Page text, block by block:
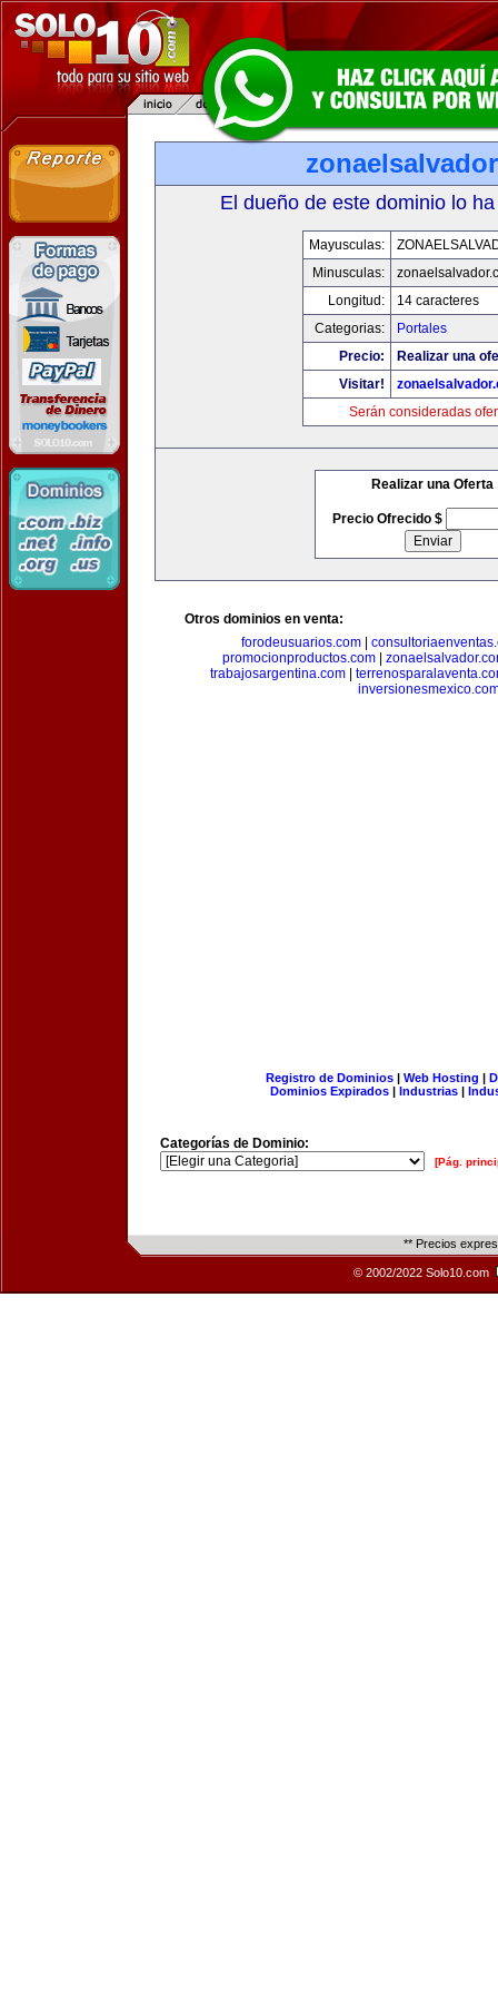
El dueño de este dominio lo
Mayusculas:
Minusculas:
Longitud:
14 caracteres
Categorias:
Portales
Precio:
Realizar una
Visitar!
Serán consideradas
Realizar una Oferta
Precio Ofrecido $
Otros dominios en venta:
forodeusuarios.com
promocionproductos.com|
trabajosargentina.com
Registro de Dominios| Web Hosting |
Dominios Expirados | Industrias |
Categorías de Dominio:
[Pág.
** Precios
© 2002/2022 Solo10.com